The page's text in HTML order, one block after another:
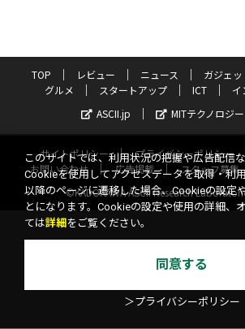
TOP レビュー ニュース ガジェッ
グルメ
スタートアップ ICT
イ
ASCII.jp
MITテクノロジ
サイトポリシー プライバシーポリシー
お問い合わせ
広告掲載 スタッフ募集
©KADOKAWA ASCII Research
このサイトでは、利用状況の把握や広告配信な
Cookieを使用してアクセスデータを取得・利
以降のページに遷移した場合、Cookieの設定
とになります。Cookieの設定や使用の詳細、
ては詳細 をご覧ください。
同意する
＞プライバシーポリシー